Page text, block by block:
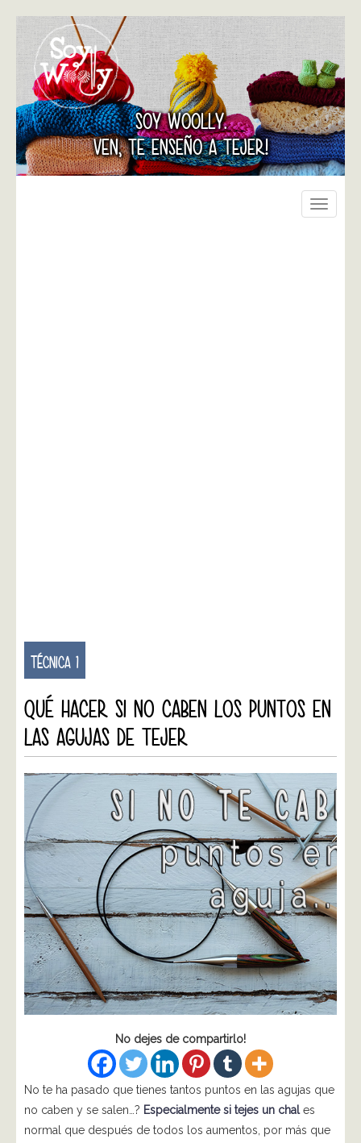
SOY WOOLLY.
VEN, TE ENSEÑO A TEJER!
Toggle
TÉCNICA 1
QUÉ HACER SI NO CABEN LOS PUNTOS EN
LAS AGUJAS DE TEJER
No dejes de compartirlo!
No te ha pasado que tienes tantos puntos en las agujas que
no caben y se salen…? Especialmente si tejes un chal es
normal que después de todos los aumentos, por más que